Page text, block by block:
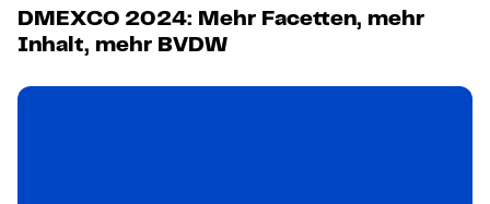
DMEXCO 2024: Mehr Facetten, mehr
Inhalt, mehr BVDW